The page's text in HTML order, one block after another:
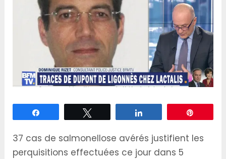
37 cas de salmonellose avérés justifient les
perquisitions effectuées ce jour dans 5